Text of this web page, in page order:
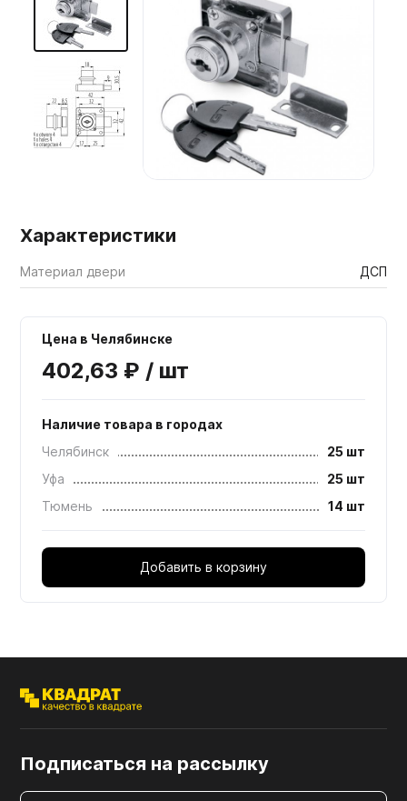
Мебельные образцы, каталоги
Характеристики
Материал двери ДСП
Цена в Челябинске
402,63 ₽ / шт
Наличие товара в городах
Челябинск
25 шт
Уфа
25 шт
Тюмень
14 шт
Добавить в корзину
Подписаться на рассылку